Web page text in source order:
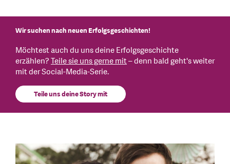
Wir suchen nach neuen Erfolgsgeschichten!
Möchtest auch du uns deine Erfolgsgeschichte
erzählen?Teile sie uns gerne mit– denn bald geht's weiter
mit der Social-Media-Serie.
Teile uns deine Story mit